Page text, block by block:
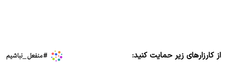
از کارزارهای زیر حمایت کنید: